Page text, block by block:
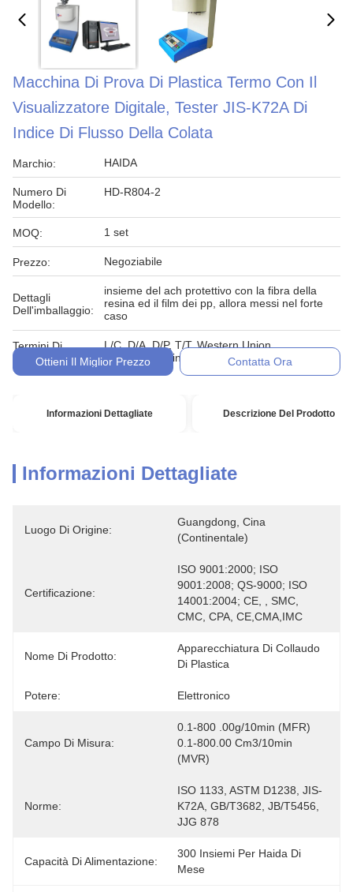
Macchina Di Prova Di Plastica Termo Con Il
Visualizzatore Digitale, Tester JIS-K72A Di
Indice Di Flusso Della Colata
Marchio: HAIDA
Numero Di
Modello:
HD-R804-2
MOQ: 1 set
Prezzo: Negoziabile
Dettagli
Dell'imballaggio:
insieme del ach protettivo con la fibra della
resina ed il film dei pp, allora messi nel forte
caso
Termini Di
Pagamento:
L/C, D/A, D/P, T/T, Western Union,
MoneyGram, in denaro, impegno
Ottieni Il Miglior Prezzo Contatta Ora
Informazioni Dettagliate Descrizione Del Prodotto
Informazioni Dettagliate
Luogo Di Origine:
Guangdong, Cina
(continentale)
Certificazione:
ISO 9001:2000; ISO
9001:2008; QS-9000; ISO
14001:2004; CE, , SMC,
CMC, CPA, CE,CMA,IMC
Nome Di Prodotto:
Apparecchiatura Di Collaudo
Di Plastica
Potere: Elettronico
Campo Di Misura:
0.1-800 .00g/10min (MFR)
0.1-800.00 Cm3/10min
(MVR)
Norme:
ISO 1133, ASTM D1238, JIS-
K72A, GB/T3682, JB/T5456,
JJG 878
Capacità Di Alimentazione:
300 Insiemi Per Haida Di
Mese